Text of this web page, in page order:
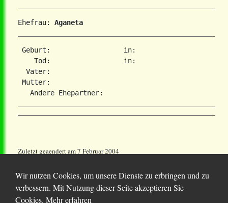
Ehefrau: Aganeta
Geburt:                  in:
    Tod:                  in:
  Vater:
Mutter:
Zuletzt geaendert am 7 Februar 2004
Wir nutzen Cookies, um unsere Dienste zu erbringen und zu
verbessern. Mit Nutzung dieser Seite akzeptieren Sie
Cookies. Mehr erfahren